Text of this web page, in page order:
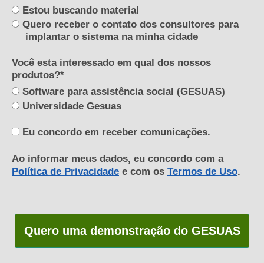
Estou buscando material
Quero receber o contato dos consultores para
implantar o sistema na minha cidade
Você esta interessado em qual dos nossos
produtos?*
Software para assistência social (GESUAS)
Universidade Gesuas
Eu concordo em receber comunicações.
Ao informar meus dados, eu concordo com a
Política de Privacidade e com os Termos de Uso.
Quero uma demonstração do GESUAS